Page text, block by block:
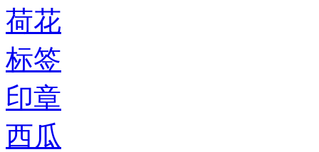
荷花
标签
印章
西瓜